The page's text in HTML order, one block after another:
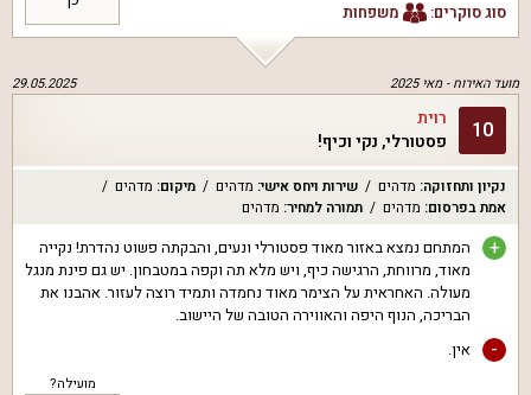
סוג סוקרים: משפחות
מועד האירוח -מאי 2025 29.05.2025
10 רוית
פסטורלי, נקי וכיף!
נקיון ותחזוקה: מדהים שירות ויחס אישי: מדהים מיקום: מדהים
אמת בפרסום: מדהים תמורה למחיר: מדהים
+
המתחם נמצא באזור מאוד פסטורלי ונעים, והבקתה פשוט נהדרת! נקייה
מאוד, מרווחת, הרגישה כיף, ויש מלא תה וקפה במטבחון. יש גם פינת מנגל
מעולה. האחראית על הצימר מאוד נחמדה ותמיד רוצה לעזור. אהבנו את
הבריכה, הנוף היפה והאווירה הטובה של היישוב.
- אין.
מועילה?